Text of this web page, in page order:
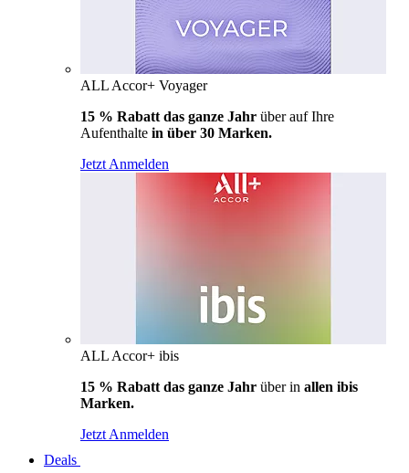
ALL Accor+ Voyager
15 % Rabatt das ganze Jahr über auf Ihre
Aufenthalte in über 30 Marken.
Jetzt Anmelden
ALL Accor+ ibis
15 % Rabatt das ganze Jahr über in allen ibis
Marken.
Jetzt Anmelden
Deals